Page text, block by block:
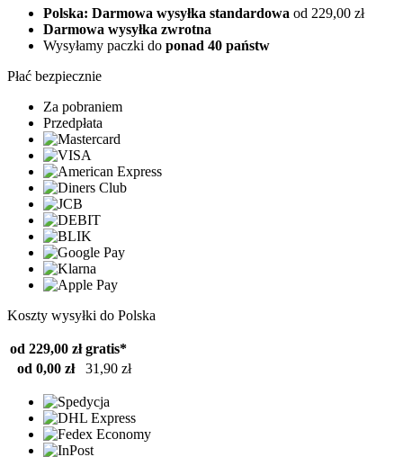
Polska: Darmowa wysyłka standardowa od 229,00 zł
Darmowa wysyłka zwrotna
Wysyłamy paczki do ponad 40 państw
Płać bezpiecznie
Za pobraniem
Przedpłata
Koszty wysyłki do Polska
od 229,00 zł gratis*
od 0,00 zł
31,90 zł